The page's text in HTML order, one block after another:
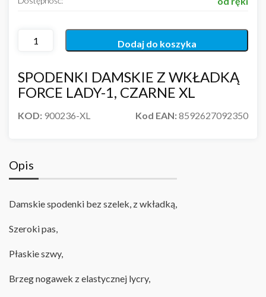
SPODENKI DAMSKIE Z WKŁADKĄ
FORCE LADY-1, CZARNE XL
KOD: 900236-XL Kod EAN:8592627092350
Dodaj do koszyka
Opis
Damskie spodenki bez szelek, z wkładką,
Szeroki pas,
Płaskie szwy,
Brzeg nogawek z elastycznej lycry,